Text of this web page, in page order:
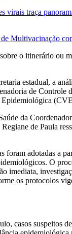
virais traça
Multivacinação
o itinerário ou
estadual, a
de Controle
da
de Paula
foram adotadas a
O
imediata,
os protocolos
casos suspeitos